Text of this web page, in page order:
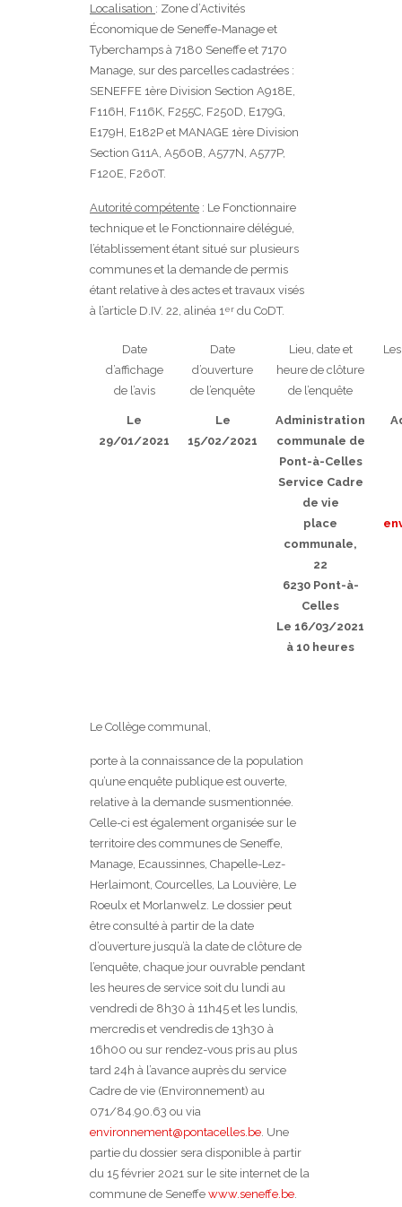
Localisation : Zone d’Activités
Économique de Seneffe-Manage et
Tyberchamps à 7180 Seneffe et 7170
Manage, sur des parcelles cadastrées :
SENEFFE 1ère Division Section A918E,
F116H, F116K, F255C, F250D, E179G,
E179H, E182P et MANAGE 1ère Division
Section G11A, A560B, A577N, A577P,
F120E, F260T.
Autorité compétente : Le Fonctionnaire
technique et le Fonctionnaire délégué,
l’établissement étant situé sur plusieurs
communes et la demande de permis
étant relative à des actes et travaux visés
à l’article D.IV. 22, alinéa 1 er du CoDT.
Date
d’affichage
de l’avis
Date
d’ouverture
de l’enquête
Lieu, date et
heure de clôture
de l’enquête
Le
29/01/2021
Le
15/02/2021
Administration
communale de
Pont-à-Celles
Service Cadre
de vie
place
communale,
22
6230 Pont-à-
Celles
Le 16/03/2021
à 10 heures
Le Collège communal,
porte à la connaissance de la population
qu’une enquête publique est ouverte,
relative à la demande susmentionnée.
Celle-ci est également organisée sur le
territoire des communes de Seneffe,
Manage, Ecaussinnes, Chapelle-Lez-
Herlaimont, Courcelles, La Louvière, Le
Roeulx et Morlanwelz. Le dossier peut
être consulté à partir de la date
d’ouverture jusqu’à la date de clôture de
l’enquête, chaque jour ouvrable pendant
les heures de service soit du lundi au
vendredi de 8h30 à 11h45 et les lundis,
mercredis et vendredis de 13h30 à
16h00 ou sur rendez-vous pris au plus
tard 24h à l’avance auprès du service
Cadre de vie (Environnement) au
071/84.90.63 ou via
environnement@pontacelles.be . Une
partie du dossier sera disponible à partir
du 15 février 2021 sur le site internet de la
commune de Seneffe www.seneffe.be